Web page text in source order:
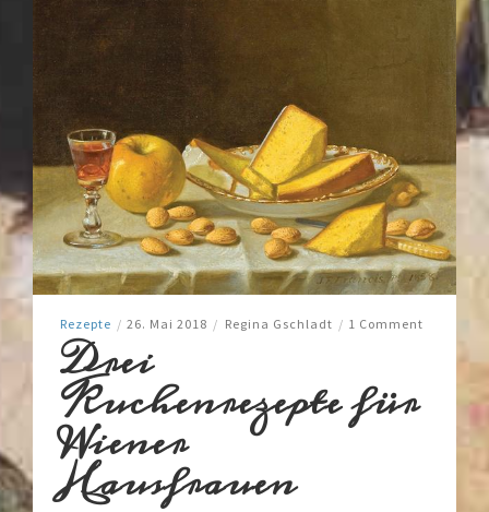
Rezepte / 26. Mai 2018 / Regina Gschladt / 1 Comment
Drei
Kuchenrezepte für
Wiener
Hausfrauen